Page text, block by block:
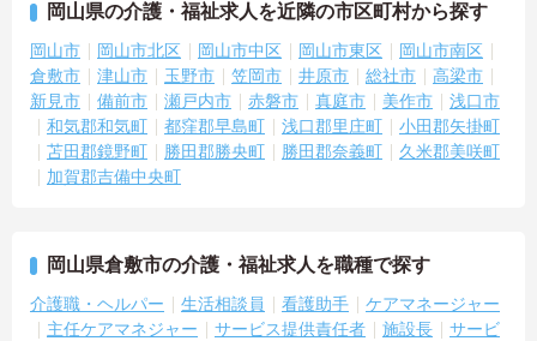
岡山県の介護・福祉求人を近隣の市区町村から探す
岡山市 岡山市北区 岡山市中区 岡山市東区
岡山市南区
倉敷市
津山市 玉野市 笠岡市 井原市 総社市
高梁市
新見市
備前市 瀬戸内市 赤磐市 真庭市 美作市
浅口市
和気郡和気町
都窪郡早島町 浅口郡里庄町
小田郡矢掛町
苫田郡鏡野町
勝田郡勝央町 勝田郡奈義町
久米郡美咲町
加賀郡吉備中央町
岡山県倉敷市の介護・福祉求人を職種で探す
介護職・ヘルパー 生活相談員 看護助手
ケアマネージャー
主任ケアマネジャー
サービス提供責任者 施設長
サービ